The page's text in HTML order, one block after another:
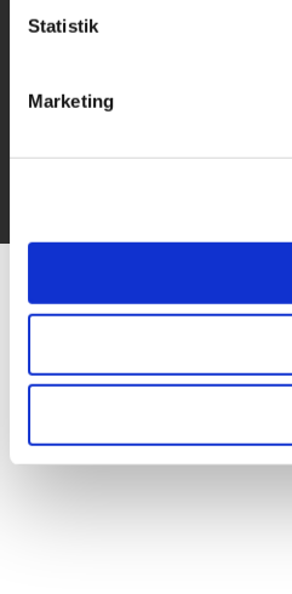
Statistik
Marketing